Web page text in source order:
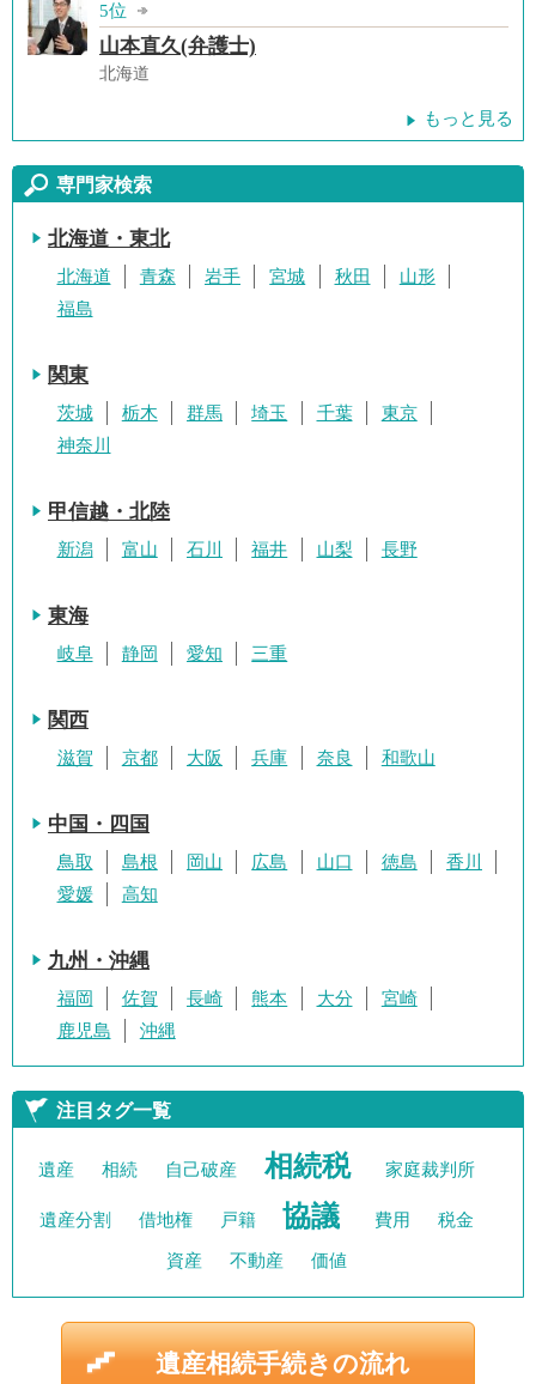
5位
山本直久(弁護士)
北海道
もっと見る
専門家検索
北海道・東北
北海道 青森 岩手 宮城 秋田
山形
福島
関東
茨城 栃木 群馬 埼玉 千葉
東京
神奈川
甲信越・北陸
新潟 富山 石川 福井 山梨 長野
東海
岐阜 静岡 愛知 三重
関西
滋賀 京都 大阪 兵庫 奈良 和歌山
中国・四国
鳥取 島根 岡山 広島 山口 徳島
香川
愛媛
高知
九州・沖縄
福岡 佐賀 長崎 熊本 大分
宮崎
鹿児島
沖縄
注目タグ一覧
遺産 相続 自己破産 相続税 家庭裁判所
遺産分割 借地権 戸籍 協議 費用 税金
資産 不動産 価値
遺産相続手続きの流れ